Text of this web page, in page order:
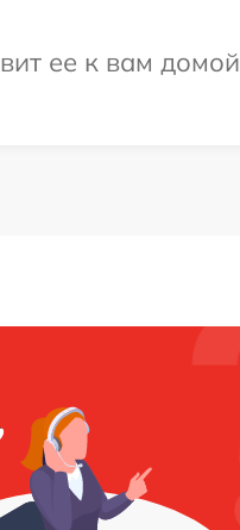
ее к вам домой